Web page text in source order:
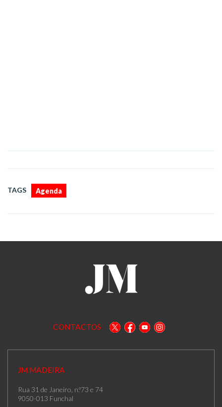
TAGS Agenda
CONTACTOS
JM MADEIRA
Rua 31 de Janeiro, n.º73 e 74
9050-013 Funchal